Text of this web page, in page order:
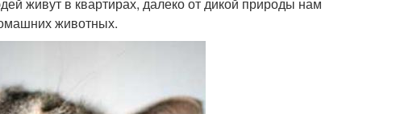
животных.